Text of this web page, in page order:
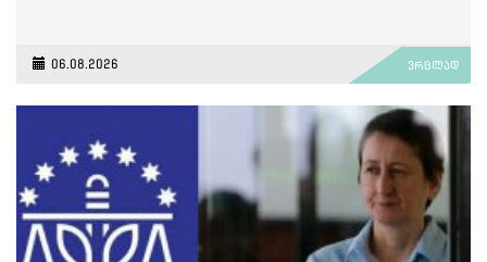
06.08.2026 ვრცლად